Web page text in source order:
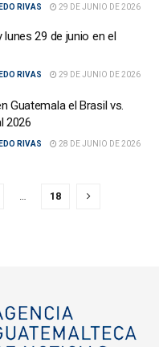
RIVAS 29 DE JUNIO DE 2026
lunes 29 de junio en el
RIVAS 29 DE JUNIO DE 2026
Guatemala el Brasil vs.
2026
RIVAS 28 DE JUNIO DE 2026
18